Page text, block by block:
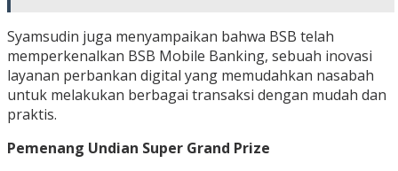
Syamsudin juga menyampaikan bahwa BSB telah
memperkenalkan BSB Mobile Banking, sebuah inovasi
layanan perbankan digital yang memudahkan nasabah
untuk melakukan berbagai transaksi dengan mudah dan
praktis.
Pemenang Undian Super Grand Prize